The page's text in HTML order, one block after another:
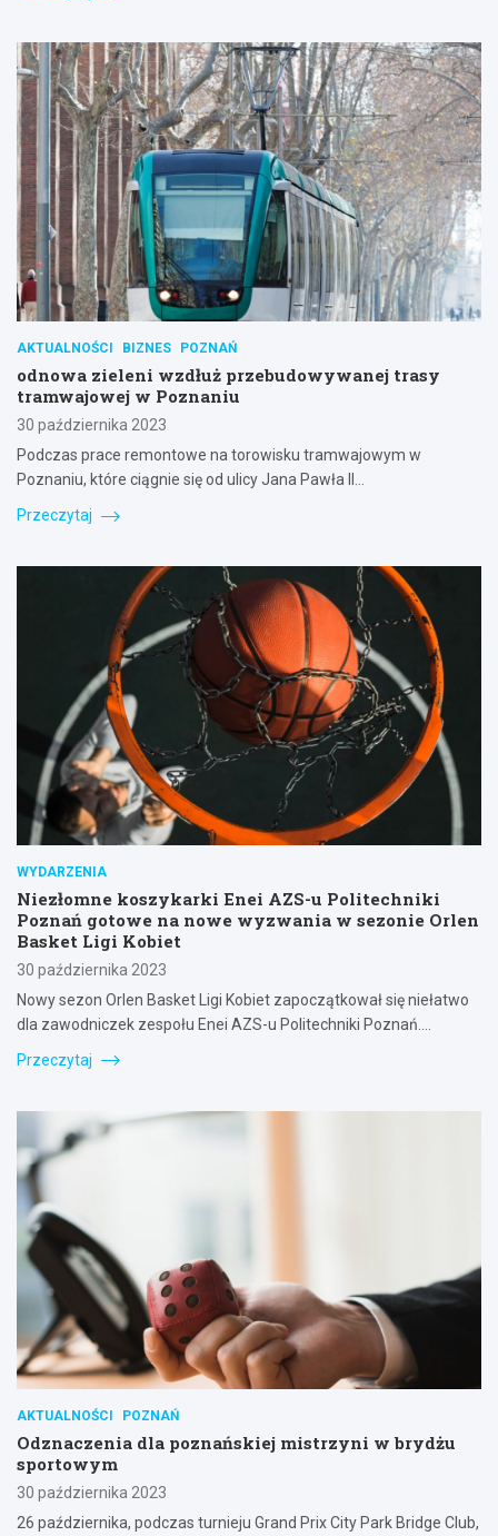
AKTUALNOŚCI BIZNES POZNAŃ
odnowa zieleni wzdłuż przebudowywanej trasy
tramwajowej w Poznaniu
30 października 2023
Podczas prace remontowe na torowisku tramwajowym w
Poznaniu, które ciągnie się od ulicy Jana Pawła II…
Przeczytaj
WYDARZENIA
Niezłomne koszykarki Enei AZS-u Politechniki
Poznań gotowe na nowe wyzwania w sezonie Orlen
Basket Ligi Kobiet
30 października 2023
Nowy sezon Orlen Basket Ligi Kobiet zapoczątkował się niełatwo
dla zawodniczek zespołu Enei AZS-u Politechniki Poznań.…
Przeczytaj
AKTUALNOŚCI POZNAŃ
Odznaczenia dla poznańskiej mistrzyni w brydżu
sportowym
30 października 2023
26 października, podczas turnieju Grand Prix City Park Bridge Club,